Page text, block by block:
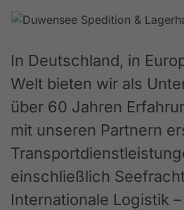
In Deutschland, in
Welt bieten wir als
über 60 Jahren
mit unseren Partnern
einschließlich
Internationale Logistik